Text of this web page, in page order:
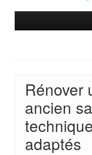
Rénover
ancien
adaptés